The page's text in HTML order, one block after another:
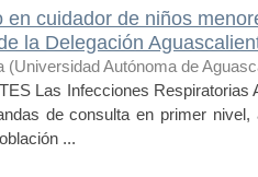
en cuidador de niños
la Delegación
(Universidad Autónoma de
Las Infecciones Respiratorias
de consulta en primer
...